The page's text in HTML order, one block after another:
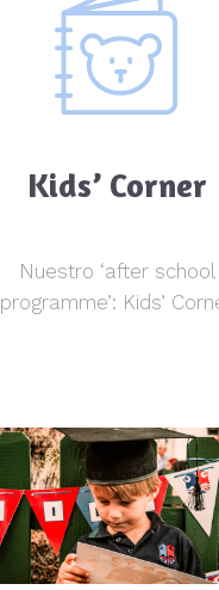
Kids’ Corner
Nuestro ‘after school
programme’: Kids’